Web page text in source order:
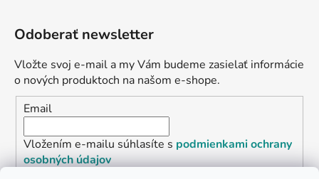
Odoberať newsletter
Vložte svoj e-mail a my Vám budeme zasielať informácie
o nových produktoch na našom e-shope.
Email
Vložením e-mailu súhlasíte s podmienkami ochrany
osobných údajov